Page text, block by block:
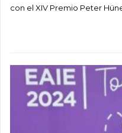
con el XIV Premio Peter